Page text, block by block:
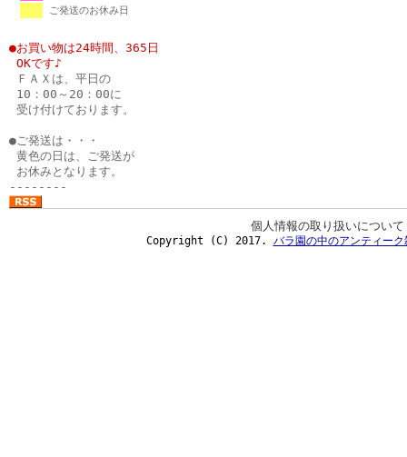
ご発送のお休み日
●お買い物は24時間、365日
OKです♪
ＦＡＸは、平日の
10：00～20：00に
受け付けております。
●ご発送は・・・
黄色の日は、ご発送が
お休みとなります。
--------
個人情報の取り扱いについて
Copyright (C) 2017. バラ園の中のアンティーク